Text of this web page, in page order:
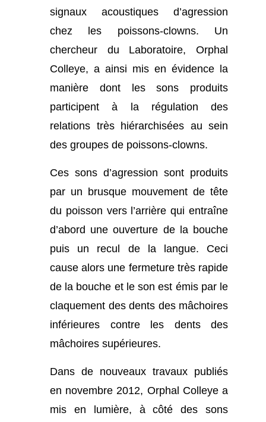
signaux acoustiques d’agression
chez les poissons-clowns. Un
chercheur du Laboratoire, Orphal
Colleye, a ainsi mis en évidence la
manière dont les sons produits
participent à la régulation des
relations très hiérarchisées au sein
des groupes de poissons-clowns.
Ces sons d’agression sont produits
par un brusque mouvement de tête
du poisson vers l’arrière qui entraîne
d’abord une ouverture de la bouche
puis un recul de la langue. Ceci
cause alors une fermeture très rapide
de la bouche et le son est émis par le
claquement des dents des mâchoires
inférieures contre les dents des
mâchoires supérieures.
Dans de nouveaux travaux publiés
en novembre 2012, Orphal Colleye a
mis en lumière, à côté des sons